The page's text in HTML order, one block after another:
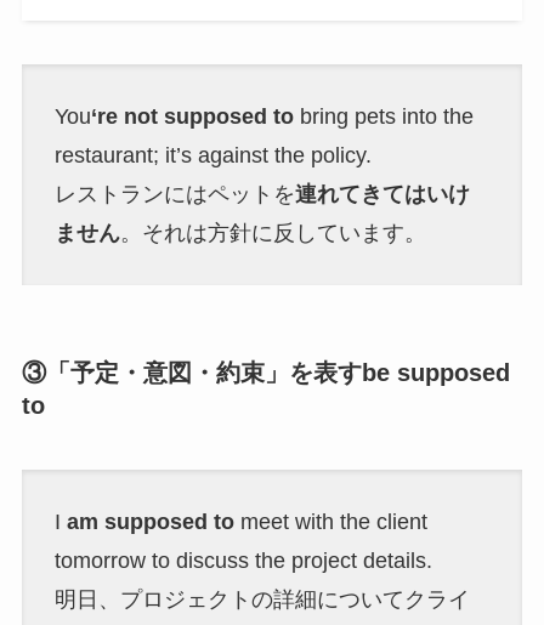
You‘re not supposed tobring pets into the
restaurant; it’s against the policy.
レストランにはペットを連れてきてはいけ
ません。それは方針に反しています。
③「予定・意図・約束」を表すbe supposed
to
I am supposed tomeet with the client
tomorrow to discuss the project details.
明日、プロジェクトの詳細についてクライ